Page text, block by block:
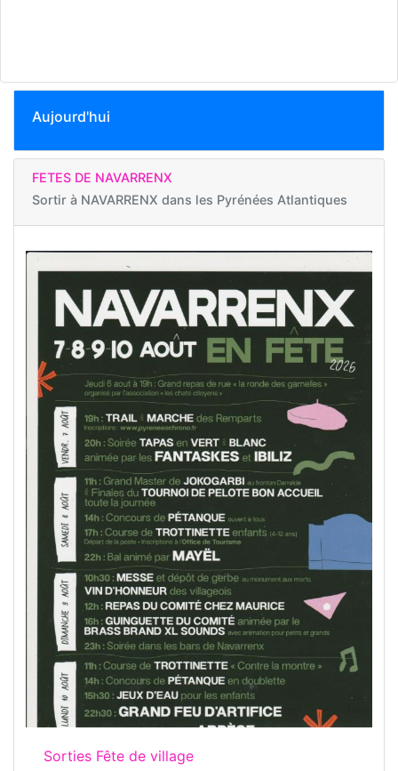
Aujourd'hui
FETES DE NAVARRENX
Sortir à NAVARRENX dans les Pyrénées Atlantiques
Sorties Fête de village